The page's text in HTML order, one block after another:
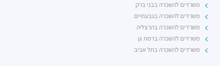
משרדים להשכרה בבני ברק
משרדים להשכרה בגבעתיים
משרדים להשכרה בהרצליה
משרדים להשכרה ברמת גן
משרדים להשכרה בתל אביב